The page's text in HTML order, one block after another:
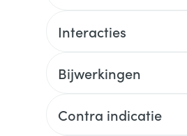
Interacties
Bijwerkingen
Contra indicatie